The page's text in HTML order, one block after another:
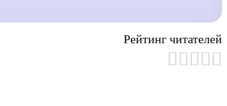
Рейтинг читателей